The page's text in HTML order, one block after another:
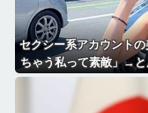
セクシー系アカウント
ちゃう私って素敵」→と